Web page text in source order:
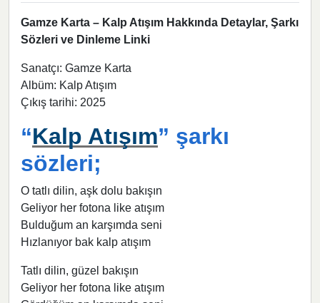
Gamze Karta – Kalp Atışım Hakkında Detaylar, Şarkı
Sözleri ve Dinleme Linki
Sanatçı: Gamze Karta
Albüm: Kalp Atışım
Çıkış tarihi: 2025
“Kalp Atışım” şarkı
sözleri;
O tatlı dilin, aşk dolu bakışın
Geliyor her fotona like atışım
Bulduğum an karşımda seni
Hızlanıyor bak kalp atışım
Tatlı dilin, güzel bakışın
Geliyor her fotona like atışım